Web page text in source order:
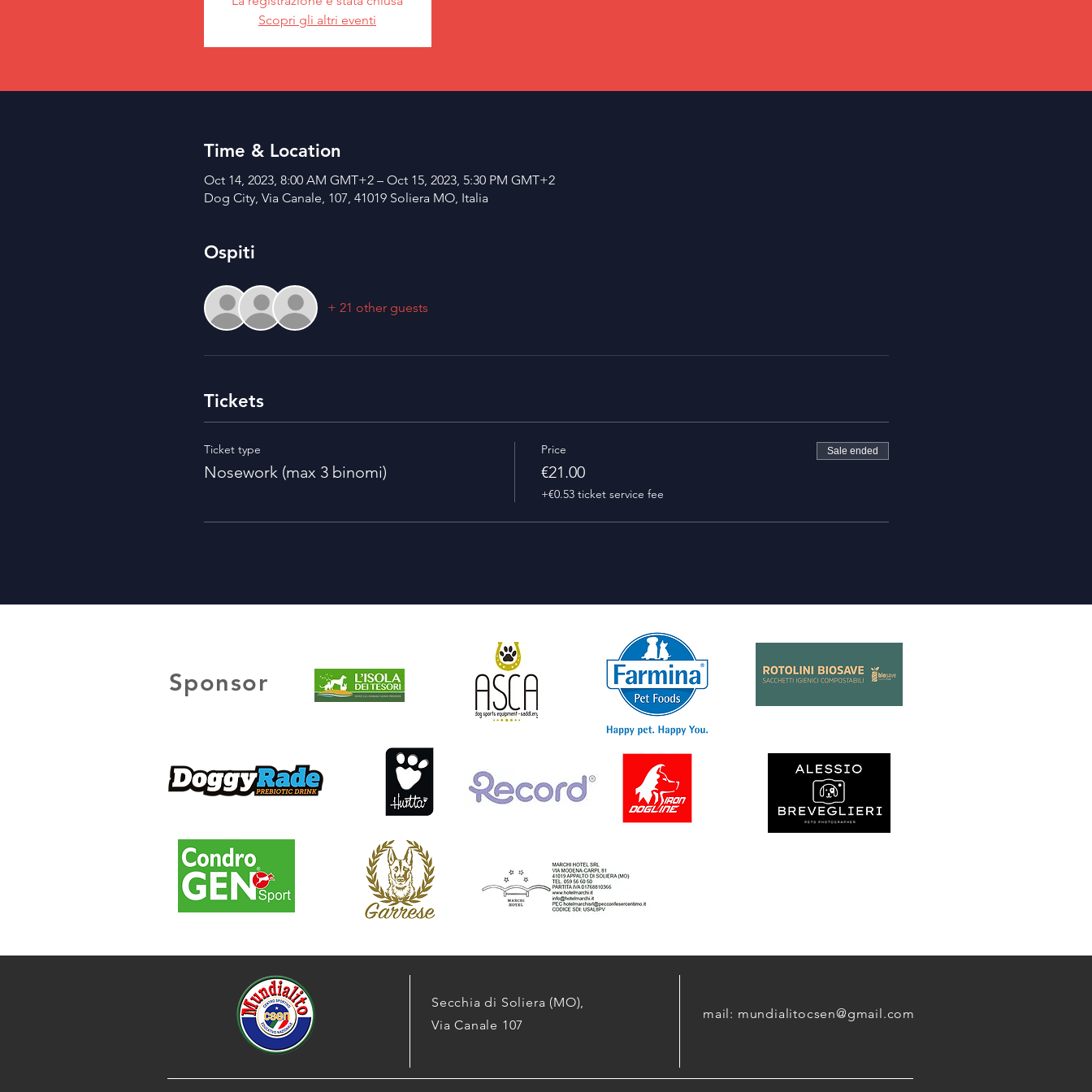
Scopri gli altri eventi
Time & Location
Oct 14, 2023, 8:00 AM GMT+2 – Oct 15, 2023, 5:30 PM GMT+2
Dog City, Via Canale, 107, 41019 Soliera MO, Italia
Ospiti
+ 21 other guests
Tickets
Ticket type
Nosework (max 3 binomi)
Price
€21.00
+€0.53 ticket service fee
Sale ended
Sponsor
Secchia di Soliera (MO),
Via Canale 107
mail: mundialitocsen@gmail.com